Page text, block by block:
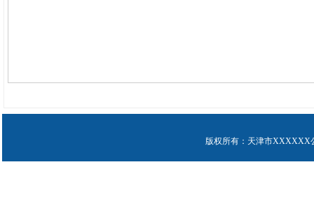
版权所有：天津市XXXXXX